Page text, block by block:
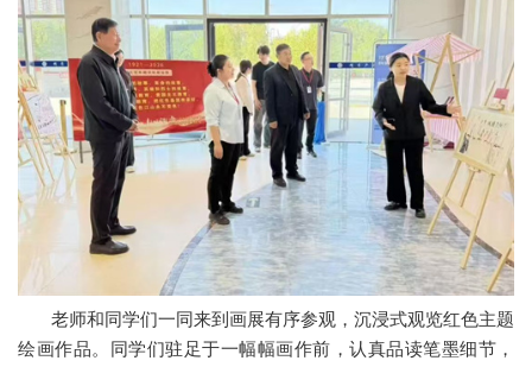
老师和同学们一同来到画展有序参观，沉浸式观览红色主题
绘画作品。同学们驻足于一幅幅画作前，认真品读笔墨细节，